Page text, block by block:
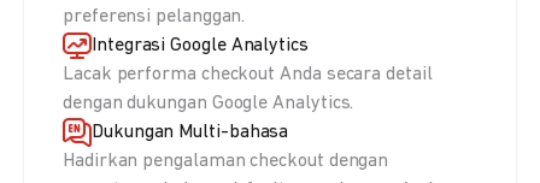
preferensi pelanggan.
Integrasi Google Analytics
Lacak performa checkout Anda secara detail
dengan dukungan Google Analytics.
Dukungan Multi-bahasa
Hadirkan pengalaman checkout dengan